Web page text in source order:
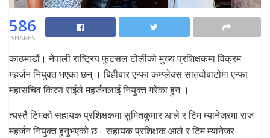
586
SHARES
काठमाडाैं। नेपाली राष्ट्रिय फुटसल टोलीको मुख्य प्रशिक्षकमा विक्रम
महर्जन नियुक्त भएका छन् । बिहीबार एन्फा कम्प्लेक्स सातदोबाटोमा एन्फा
महासचिव किरण राईले महर्जनलाई नियुक्त गरेका हुन ।
त्यस्तै टिमको सहायक प्रशिक्षकमा सुमितकुमार आले र टिम म्यानेजरमा राज
महर्जन नियुक्त हुनुभएको छ। सहायक प्रशिक्षक आले र टिम म्यानेजर